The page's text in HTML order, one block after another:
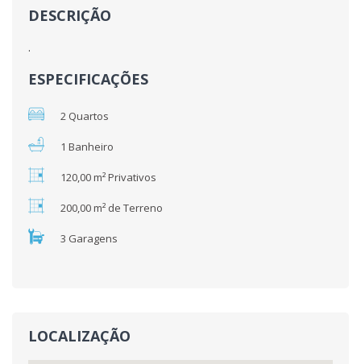
DESCRIÇÃO
.
ESPECIFICAÇÕES
2 Quartos
1 Banheiro
120,00 m² Privativos
200,00 m² de Terreno
3 Garagens
LOCALIZAÇÃO